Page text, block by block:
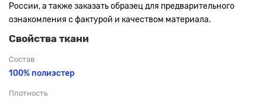
России, а также заказать образец для предварительного
ознакомления с фактурой и качеством материала.
Свойства ткани
Состав
100% полиэстер
Плотность